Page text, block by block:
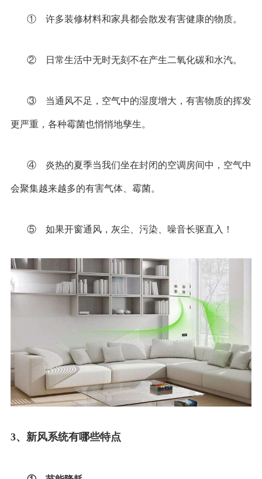
① 许多装修材料和家具都会散发有害健康的物质。
② 日常生活中无时无刻不在产生二氧化碳和水汽。
③ 当通风不足，空气中的湿度增大，有害物质的挥发
更严重，各种霉菌也悄悄地孳生。
④ 炎热的夏季当我们坐在封闭的空调房间中，空气中
会聚集越来越多的有害气体、霉菌。
⑤ 如果开窗通风，灰尘、污染、噪音长驱直入！
3、新风系统有哪些特点